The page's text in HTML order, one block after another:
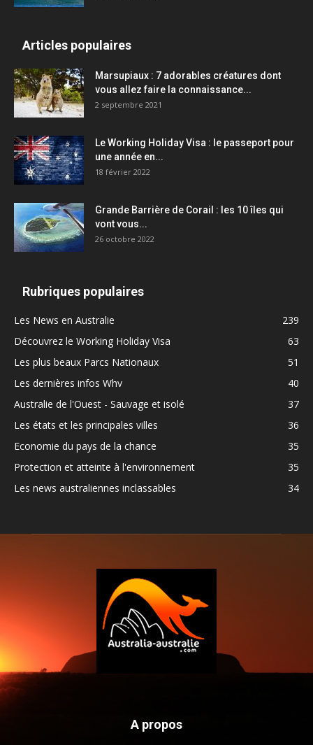
Articles populaires
Marsupiaux : 7 adorables créatures dont
vous allez faire la connaissance...
2 septembre 2021
Le Working Holiday Visa : le passeport pour
une année en...
18 février 2022
Grande Barrière de Corail : les 10 îles qui
vont vous...
26 octobre 2022
Rubriques populaires
Les News en Australie
239
Découvrez le Working Holiday Visa
63
Les plus beaux Parcs Nationaux
51
Les dernières infos Whv
40
Australie de l'Ouest - Sauvage et isolé
37
Les états et les principales villes
36
Economie du pays de la chance
35
Protection et atteinte à l'environnement
35
Les news australiennes inclassables
34
A propos